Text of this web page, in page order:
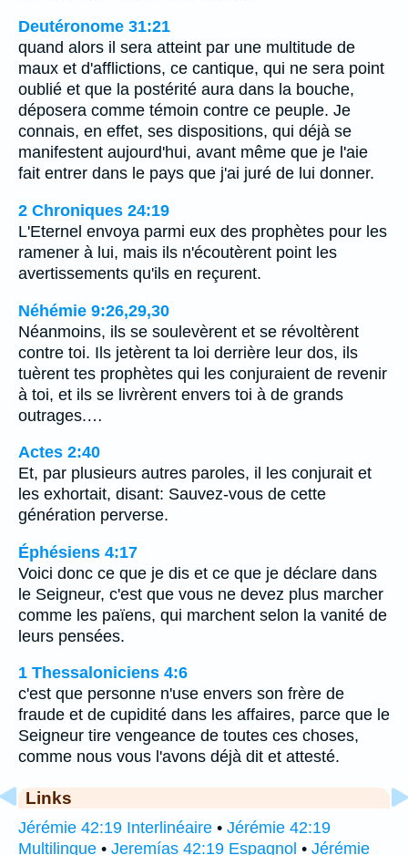
Deutéronome 31:21
quand alors il sera atteint par une multitude de
maux et d'afflictions, ce cantique, qui ne sera point
oublié et que la postérité aura dans la bouche,
déposera comme témoin contre ce peuple. Je
connais, en effet, ses dispositions, qui déjà se
manifestent aujourd'hui, avant même que je l'aie
fait entrer dans le pays que j'ai juré de lui donner.
2 Chroniques 24:19
L'Eternel envoya parmi eux des prophètes pour les
ramener à lui, mais ils n'écoutèrent point les
avertissements qu'ils en reçurent.
Néhémie 9:26,29,30
Néanmoins, ils se soulevèrent et se révoltèrent
contre toi. Ils jetèrent ta loi derrière leur dos, ils
tuèrent tes prophètes qui les conjuraient de revenir
à toi, et ils se livrèrent envers toi à de grands
outrages.…
Actes 2:40
Et, par plusieurs autres paroles, il les conjurait et
les exhortait, disant: Sauvez-vous de cette
génération perverse.
Éphésiens 4:17
Voici donc ce que je dis et ce que je déclare dans
le Seigneur, c'est que vous ne devez plus marcher
comme les païens, qui marchent selon la vanité de
leurs pensées.
1 Thessaloniciens 4:6
c'est que personne n'use envers son frère de
fraude et de cupidité dans les affaires, parce que le
Seigneur tire vengeance de toutes ces choses,
comme nous vous l'avons déjà dit et attesté.
Links
Jérémie 42:19 Interlinéaire • Jérémie 42:19
Multilingue • Jeremías 42:19 Espagnol • Jérémie